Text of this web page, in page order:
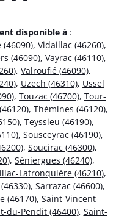
disponible à :
, Vidaillac (46260),
(46090), Vayrac (46110),
, Valroufié (46090),
, Uzech (46310), Ussel
, Touzac (46700), Tour-
, Thémines (46120),
, Teyssieu (46190),
, Sousceyrac (46190),
, Soucirac (46300),
, Séniergues (46240),
Latronquière (46210),
, Sarrazac (46600),
(46170), Saint-Vincent-
du-Pendit (46400), Saint-